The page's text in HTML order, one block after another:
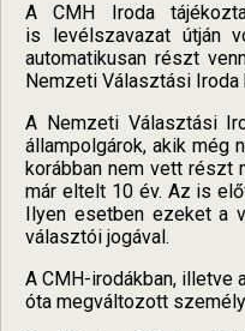
A CMH Iroda
is levélszavazat útján
automatikusan részt
Nemzeti Választási
A Nemzeti Választási
állampolgárok, akik még
korábban nem vett részt
már eltelt 10 év. Az is
Ilyen esetben ezeket a
választói jogával.
A CMH-irodákban, illetve
óta megváltozott